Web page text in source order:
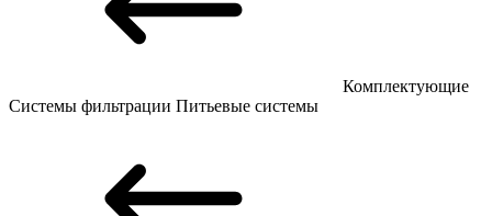
Комплектующие
Системы фильтрации Питьевые системы